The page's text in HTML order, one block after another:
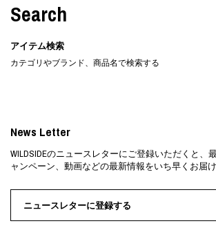
Search
アイテム検索
カテゴリやブランド、商品名で検索する
News Letter
WILDSIDEのニュースレターにご登録いただくと、
ャンペーン、動画などの最新情報をいち早くお届け
ニュースレターに登録する